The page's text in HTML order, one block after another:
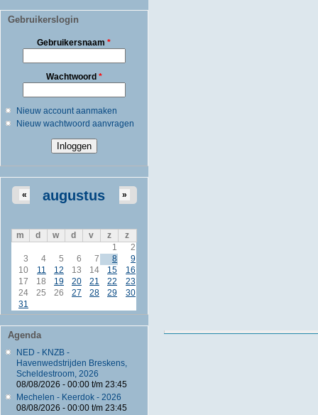
Gebruikerslogin
Gebruikersnaam*
Wachtwoord *
Nieuw account aanmaken
Nieuw wachtwoord aanvragen
augustus
« »
m d w d v z
z
1
2
3
4 5 6 7 8
9
10
11 12 13 14 15
16
17
18 19 20 21 22
23
24
25 26 27 28 29
30
31
Agenda
NED - KNZB -
Havenwedstrijden Breskens,
Scheldestroom, 2026
08/08/2026 - 00:00t/m 23:45
Mechelen - Keerdok - 2026
08/08/2026 - 00:00t/m 23:45